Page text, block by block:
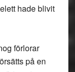
hade blivit
förlorar
på en